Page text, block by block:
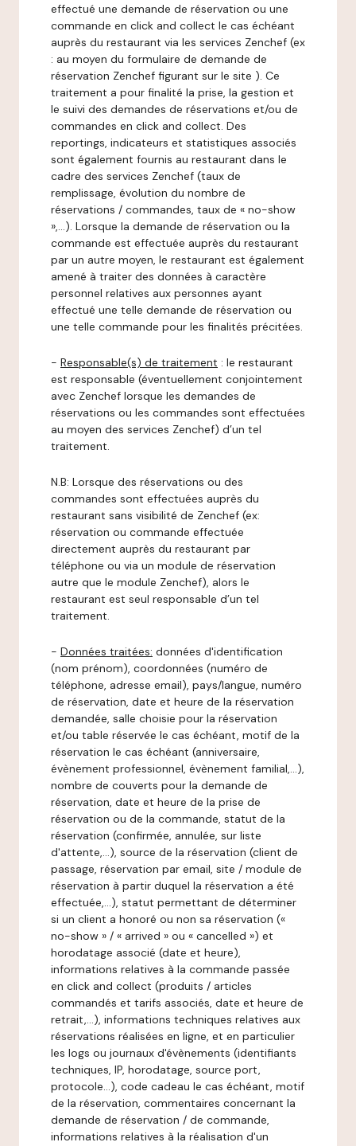
effectué une demande de réservation ou une
commande en click and collect le cas échéant
auprès du restaurant via les services Zenchef (ex
: au moyen du formulaire de demande de
réservation Zenchef figurant sur le site ). Ce
traitement a pour finalité la prise, la gestion et
le suivi des demandes de réservations et/ou de
commandes en click and collect. Des
reportings, indicateurs et statistiques associés
sont également fournis au restaurant dans le
cadre des services Zenchef (taux de
remplissage, évolution du nombre de
réservations / commandes, taux de « no-show
»,…). Lorsque la demande de réservation ou la
commande est effectuée auprès du restaurant
par un autre moyen, le restaurant est également
amené à traiter des données à caractère
personnel relatives aux personnes ayant
effectué une telle demande de réservation ou
une telle commande pour les finalités précitées.
- Responsable(s) de traitement : le restaurant
est responsable (éventuellement conjointement
avec Zenchef lorsque les demandes de
réservations ou les commandes sont effectuées
au moyen des services Zenchef) d’un tel
traitement.
N.B: Lorsque des réservations ou des
commandes sont effectuées auprès du
restaurant sans visibilité de Zenchef (ex:
réservation ou commande effectuée
directement auprès du restaurant par
téléphone ou via un module de réservation
autre que le module Zenchef), alors le
restaurant est seul responsable d’un tel
traitement.
- Données traitées: données d'identification
(nom prénom), coordonnées (numéro de
téléphone, adresse email), pays/langue, numéro
de réservation, date et heure de la réservation
demandée, salle choisie pour la réservation
et/ou table réservée le cas échéant, motif de la
réservation le cas échéant (anniversaire,
évènement professionnel, évènement familial,…),
nombre de couverts pour la demande de
réservation, date et heure de la prise de
réservation ou de la commande, statut de la
réservation (confirmée, annulée, sur liste
d'attente,…), source de la réservation (client de
passage, réservation par email, site / module de
réservation à partir duquel la réservation a été
effectuée,…), statut permettant de déterminer
si un client a honoré ou non sa réservation («
no-show » / « arrived » ou « cancelled ») et
horodatage associé (date et heure),
informations relatives à la commande passée
en click and collect (produits / articles
commandés et tarifs associés, date et heure de
retrait,…), informations techniques relatives aux
réservations réalisées en ligne, et en particulier
les logs ou journaux d'évènements (identifiants
techniques, IP, horodatage, source port,
protocole…), code cadeau le cas échéant, motif
de la réservation, commentaires concernant la
demande de réservation / de commande,
informations relatives à la réalisation d'un